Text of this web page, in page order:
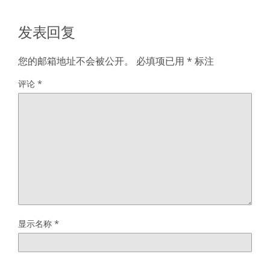
发表回复
您的邮箱地址不会被公开。 必填项已用 * 标注
评论 *
显示名称 *